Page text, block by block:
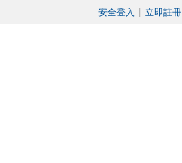
安全登入 立即註冊